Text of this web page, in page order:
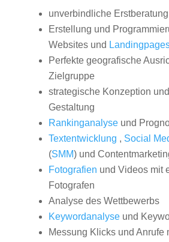
unverbindliche Erstberatung
Erstellung und
Websites und
Perfekte geografische
Zielgruppe
strategische Konzeption
Gestaltung
Rankinganalyseund
Textentwicklung , Social
(SMM) und
Fotografien und Videos mit
Fotografen
Analyse des Wettbewerbs
Keywordanalyseund
Messung Klicks und Anrufe